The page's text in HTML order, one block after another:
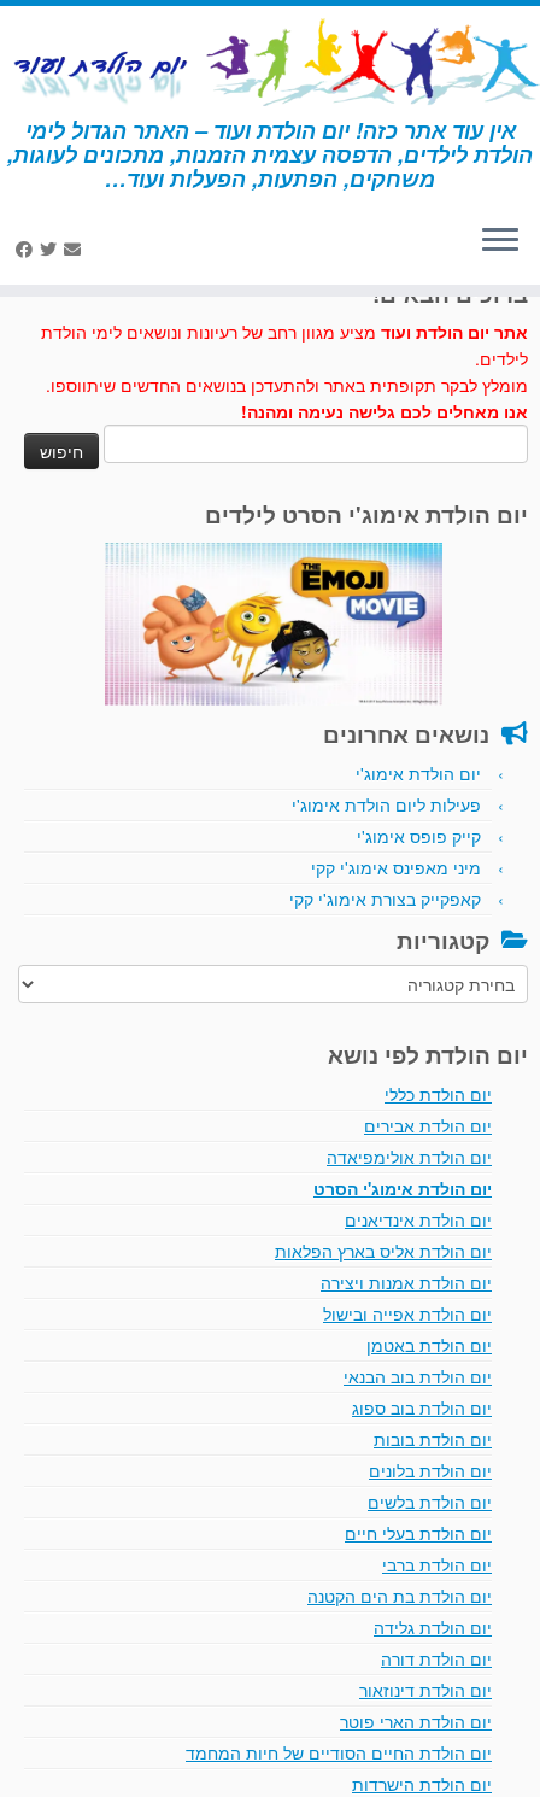
דלג
לתוכן
אין עוד אתר כזה! יום הולדת ועוד – האתר הגדול לימי
הולדת לילדים, הדפסה עצמית הזמנות, מתכונים לעוגות,
משחקים, הפתעות, הפעלות ועוד… דף הבית » רקדנית
ברוכים הבאים!
אתר יום הולדת ועוד מציע מגוון רחב של רעיונות ונושאים לימי הולדת
לילדים.
מומלץ לבקר תקופתית באתר ולהתעדכן בנושאים החדשים שיתווספו.
אנו מאחלים לכם גלישה נעימה ומהנה!
יום הולדת אימוג'י הסרט לילדים
נושאים אחרונים
יום הולדת אימוג'י
פעילות ליום הולדת אימוג'י
קייק פופס אימוג'י
מיני מאפינס אימוג'י קקי
קאפקייק בצורת אימוג'י קקי
קטגוריות
קטגוריות
יום הולדת לפי נושא
יום הולדת כללי
יום הולדת אבירים
יום הולדת אולימפיאדה
יום הולדת אימוג'י הסרט
יום הולדת אינדיאנים
יום הולדת אליס בארץ הפלאות
יום הולדת אמנות ויצירה
יום הולדת אפייה ובישול
יום הולדת באטמן
יום הולדת בוב הבנאי
יום הולדת בוב ספוג
יום הולדת בובות
יום הולדת בלונים
יום הולדת בלשים
יום הולדת בעלי חיים
יום הולדת ברבי
יום הולדת בת הים הקטנה
יום הולדת גלידה
יום הולדת דורה
יום הולדת דינוזאור
יום הולדת הארי פוטר
יום הולדת החיים הסודיים של חיות המחמד
יום הולדת הישרדות